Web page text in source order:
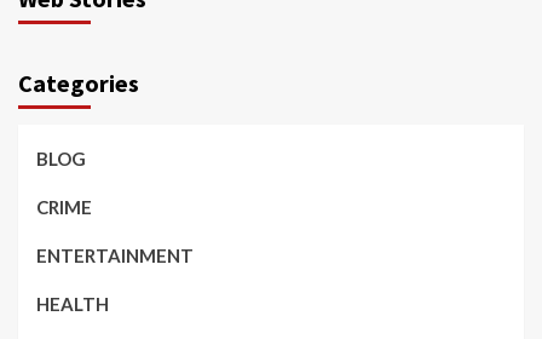
Categories
BLOG
CRIME
ENTERTAINMENT
HEALTH